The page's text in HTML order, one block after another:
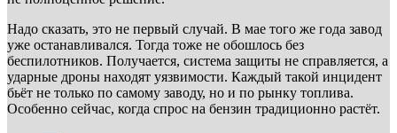
Надо сказать, это не первый случай. В мае того же года завод
уже останавливался. Тогда тоже не обошлось без
беспилотников. Получается, система защиты не справляется, а
ударные дроны находят уязвимости. Каждый такой инцидент
бьёт не только по самому заводу, но и по рынку топлива.
Особенно сейчас, когда спрос на бензин традиционно растёт.